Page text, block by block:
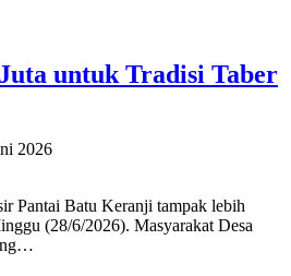
untuk Tradisi Taber
2026
Pantai Batu Keranji tampak lebih
(28/6/2026). Masyarakat Desa